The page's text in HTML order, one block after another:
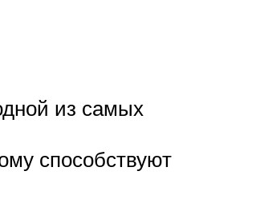
из самых
способствуют